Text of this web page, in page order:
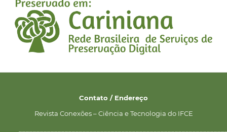
Contato / Endereço
Revista Conexões – Ciência e Tecnologia do IFCE